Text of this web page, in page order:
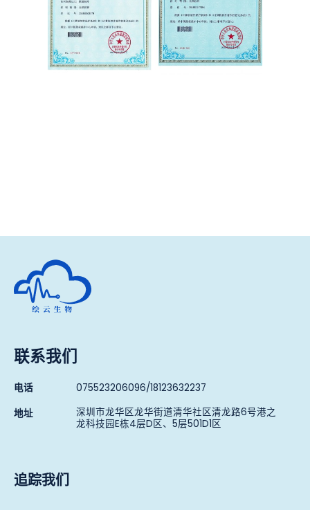
深圳市绘云生物科技有限公司
联系我们
电话 075523206096/18123632237
地址 深圳市龙华区龙华街道清华社区清龙路6号港之
龙科技园E栋4层D区、5层501D1区
追踪我们